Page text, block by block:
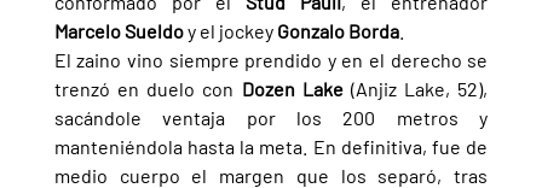
Marcelo Sueldo y el jockey Gonzalo Borda.
El zaino vino siempre prendido y en el derecho se
trenzó en duelo con Dozen Lake (Anjiz Lake, 52),
sacándole ventaja por los 200 metros y
manteniéndola hasta la meta. En definitiva, fue de
medio cuerpo el margen que los separó, tras